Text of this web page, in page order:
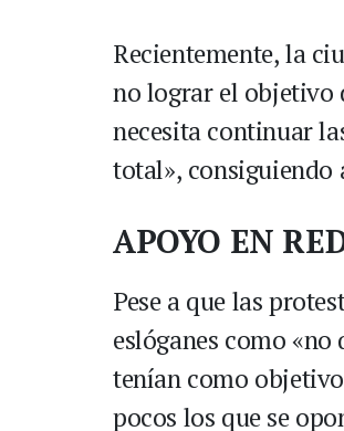
Recientemente, la
no lograr el objetivo
necesita continuar
total», consiguiendo
APOYO EN
Pese a que las
eslóganes como
tenían como
pocos los que se